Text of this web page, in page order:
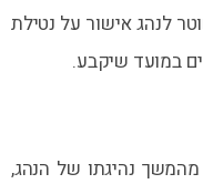
לנהג אישור על נטילת
במועד שיקבע.
נהיגתו של הנהג,